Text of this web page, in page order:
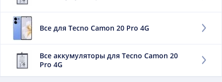
можно назвать мАч, что отражает уровень доступной
энергии. Чем выше данный фактор, тем дольше
работает мобильный телефон без подпитки.
Заменить данный элемент придется, если:
он быстро утрачивает заряд;
Все для Tecno Camon 20 Pro 4G
Все аккумуляторы для Tecno Camon 20
Pro 4G